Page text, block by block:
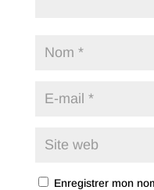
Enregistrer mon